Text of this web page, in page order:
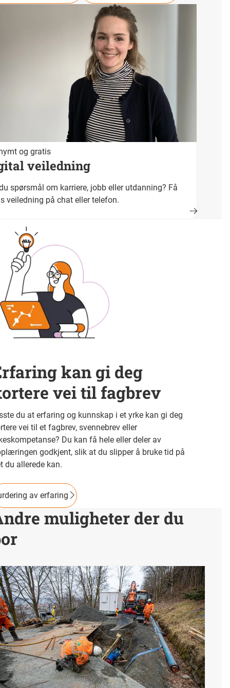
og gratis
veiledning
spørsmål om karriere, jobb eller utdanning? Få
veiledning på chat eller telefon.
kan gi deg
vei til fagbrev
du at erfaring og kunnskap i et yrke kan gi deg
vei til et fagbrev, svennebrev eller
Du kan få hele eller deler av
godkjent, slik at du slipper å bruke tid på
du allerede kan.
av erfaring
muligheter der du